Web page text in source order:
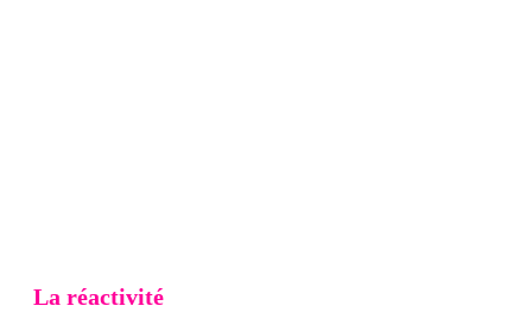
La réactivité